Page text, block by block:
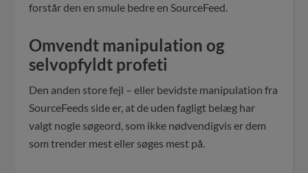
forstår den en smule bedre en SourceFeed.
Omvendt manipulation og
selvopfyldt profeti
Den anden store fejl – eller bevidste manipulation fra
SourceFeeds side er, at de uden fagligt belæg har
valgt nogle søgeord, som ikke nødvendigvis er dem
som trender mest eller søges mest på.